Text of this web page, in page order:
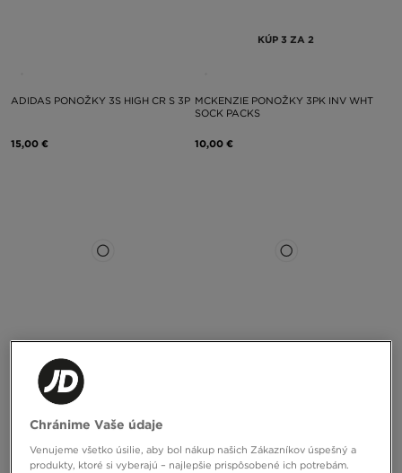
ADIDAS PONOŽKY 3S HIGH CR S 3P
15,00 €
KÚP 3 ZA 2
MCKENZIE PONOŽKY 3PK INV WHT
SOCK PACKS
10,00 €
NIKE PONOŽKY 3PPK VALUE NO
14,00 €
Chránime Vaše údaje
Venujeme všetko úsilie, aby bol nákup našich Zákazníkov úspešný a
produkty, ktoré si vyberajú – najlepšie prispôsobené ich potrebám.